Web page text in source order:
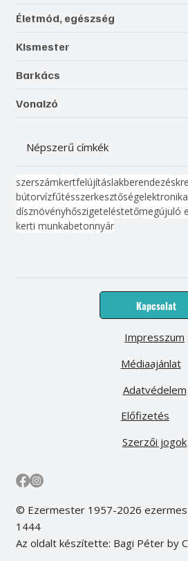
Életmód, egészség
Kismester
Barkács
Vonalzó
Népszerű címkék
szerszámkertfelújításlakberendezés
bútorvízfűtésszerkesztőségelektronika
dísznövényhőszigeteléstetőmegújuló
kerti munkabetonnyár
Kapcsolat
Médiaajánlat
Előfizetés
Impresszum
Adatvédelem
Szerzői jogok
© Ezermester 1957-2026
1444
Az oldalt készítette: Bagi Péter by